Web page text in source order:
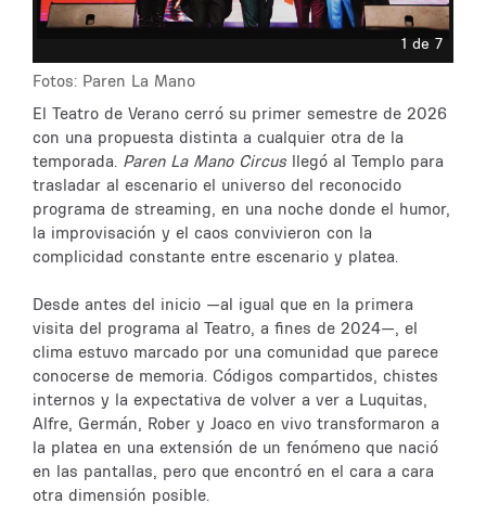
1 de 7
Fotos: Paren La Mano
El Teatro de Verano cerró su primer semestre de 2026
con una propuesta distinta a cualquier otra de la
temporada. Paren La Mano Circus llegó al Templo para
trasladar al escenario el universo del reconocido
programa de streaming, en una noche donde el humor,
la improvisación y el caos convivieron con la
complicidad constante entre escenario y platea.
Desde antes del inicio —al igual que en la primera
visita del programa al Teatro, a fines de 2024—, el
clima estuvo marcado por una comunidad que parece
conocerse de memoria. Códigos compartidos, chistes
internos y la expectativa de volver a ver a Luquitas,
Alfre, Germán, Rober y Joaco en vivo transformaron a
la platea en una extensión de un fenómeno que nació
en las pantallas, pero que encontró en el cara a cara
otra dimensión posible.